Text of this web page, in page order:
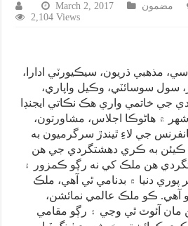
March 2, 2017 مضمون
2,104 Views
مذهبي ڌريون، سيڪيورٽي ادارا،
سوسائٽي، وڪيل واپاري،
جي خاتمي واري هڪ نڪاتي ايجنڊا
۾ هاڻوڪا اجلاس، مشاورتون،
جي لاءِ ٿيندڙ سرگرميون به
ڪيئن به ڪري دهشتگردي جي هن
هن ملڪ کي نه رڳو ڪمزور ۽
دنيا ۾ بدنامي ٿي آهي، ملڪ
آهي. ڪو ملڪ عالمي نمائشن،
مان آئوٽ ٿي وڃي ۽ رڳو مقامي